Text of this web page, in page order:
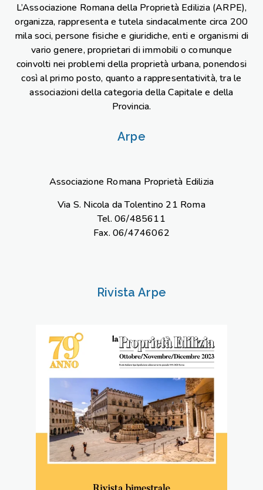
L’Associazione Romana della Proprietà Edilizia (ARPE),
organizza, rappresenta e tutela sindacalmente circa 200
mila soci, persone fisiche e giuridiche, enti e organismi di
vario genere, proprietari di immobili o comunque
coinvolti nei problemi della proprietà urbana, ponendosi
così al primo posto, quanto a rappresentatività, tra le
associazioni della categoria della Capitale e della
Provincia.
Arpe
Associazione Romana Proprietà Edilizia
Via S. Nicola da Tolentino 21 Roma
Tel. 06/485611
Fax. 06/4746062
Rivista Arpe